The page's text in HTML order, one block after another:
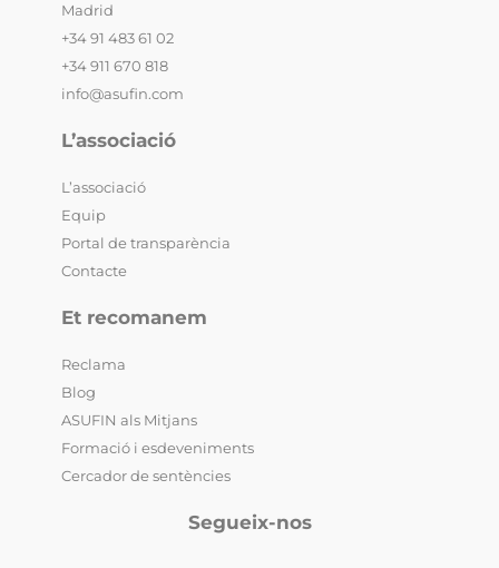
Madrid
+34 91 483 61 02
+34 911 670 818
info@asufin.com
L’associació
L’associació
Equip
Portal de transparència
Contacte
Et recomanem
Reclama
Blog
ASUFIN als Mitjans
Formació i esdeveniments
Cercador de sentències
Segueix-nos